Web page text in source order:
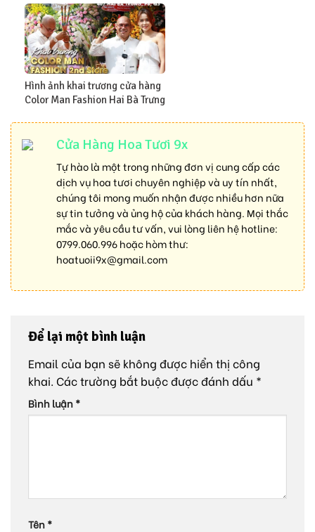
Hình ảnh khai trương cửa hàng
Color Man Fashion Hai Bà Trưng
Cửa Hàng Hoa Tươi 9x
Tự hào là một trong những đơn vị cung cấp các
dịch vụ hoa tươi chuyên nghiệp và uy tín nhất,
chúng tôi mong muốn nhận được nhiều hơn nữa
sự tin tưởng và ủng hộ của khách hàng. Mọi thắc
mắc và yêu cầu tư vấn, vui lòng liên hệ hotline:
0799.060.996hoặc hòm thư:
hoatuoii9x@gmail.com
Để lại một bình luận
Email của bạn sẽ không được hiển thị công
khai. Các trường bắt buộc được đánh dấu *
Bình luận*
Tên*